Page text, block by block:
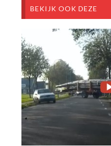
BEKIJK OOK DEZE